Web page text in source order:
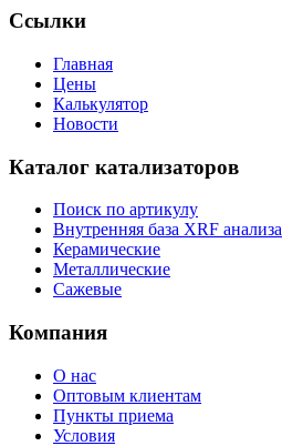
Ссылки
Главная
Цены
Калькулятор
Новости
Каталог катализаторов
Поиск по артикулу
Внутренняя база XRF анализа
Керамические
Металлические
Сажевые
Компания
О нас
Оптовым клиентам
Пункты приема
Условия